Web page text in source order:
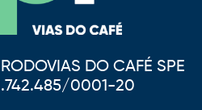
DO CAFÉ SPE
0001-20